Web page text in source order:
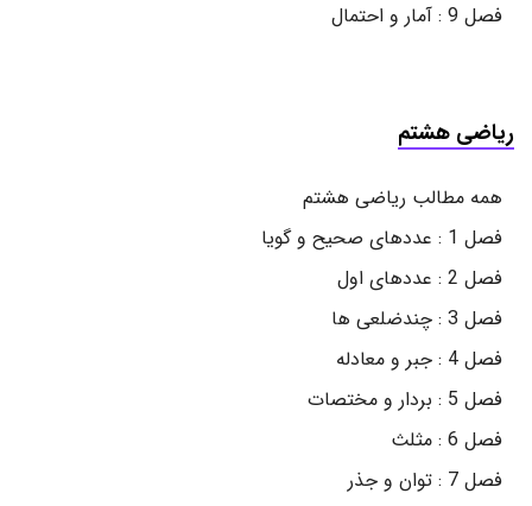
فصل 9 : آمار و احتمال
ریاضی هشتم
همه مطالب ریاضی هشتم
فصل 1 : عددهای صحیح و گویا
فصل 2 : عددهای اول
فصل 3 : چندضلعی ها
فصل 4 : جبر و معادله
فصل 5 : بردار و مختصات
فصل 6 : مثلث
فصل 7 : توان و جذر